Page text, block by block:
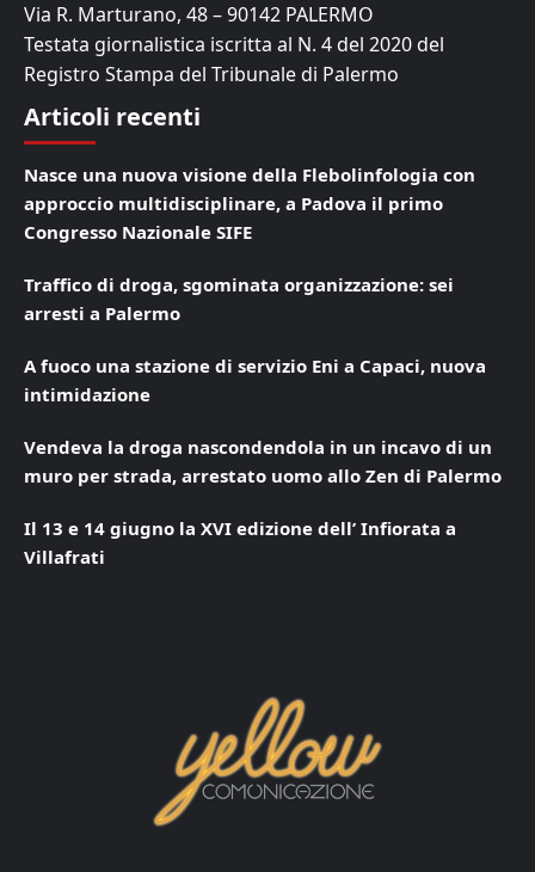
Via R. Marturano, 48 – 90142 PALERMO
Testata giornalistica iscritta al N. 4 del 2020 del
Registro Stampa del Tribunale di Palermo
Articoli recenti
Nasce una nuova visione della Flebolinfologia con
approccio multidisciplinare, a Padova il primo
Congresso Nazionale SIFE
Traffico di droga, sgominata organizzazione: sei
arresti a Palermo
A fuoco una stazione di servizio Eni a Capaci, nuova
intimidazione
Vendeva la droga nascondendola in un incavo di un
muro per strada, arrestato uomo allo Zen di Palermo
Il 13 e 14 giugno la XVI edizione dell’ Infiorata a
Villafrati